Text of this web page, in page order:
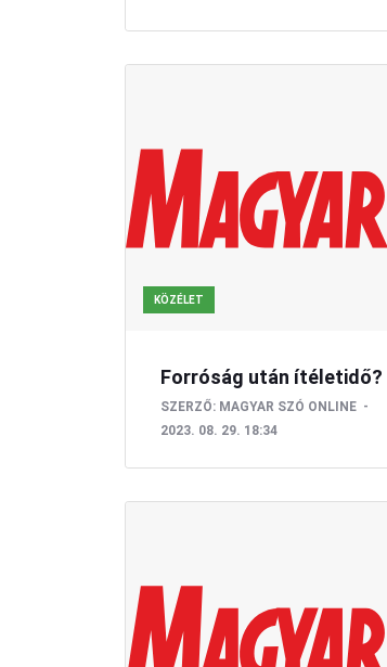
KÖZÉLET
Forróság után ítéletidő?
SZERZŐ: MAGYAR SZÓ ONLINE
2023. 08. 29. 18:34